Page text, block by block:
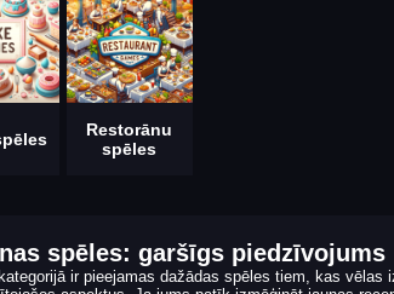
Restorānu
spēles
spēles: garšīgs piedzīvojums
ir pieejamas dažādas spēles tiem, kas